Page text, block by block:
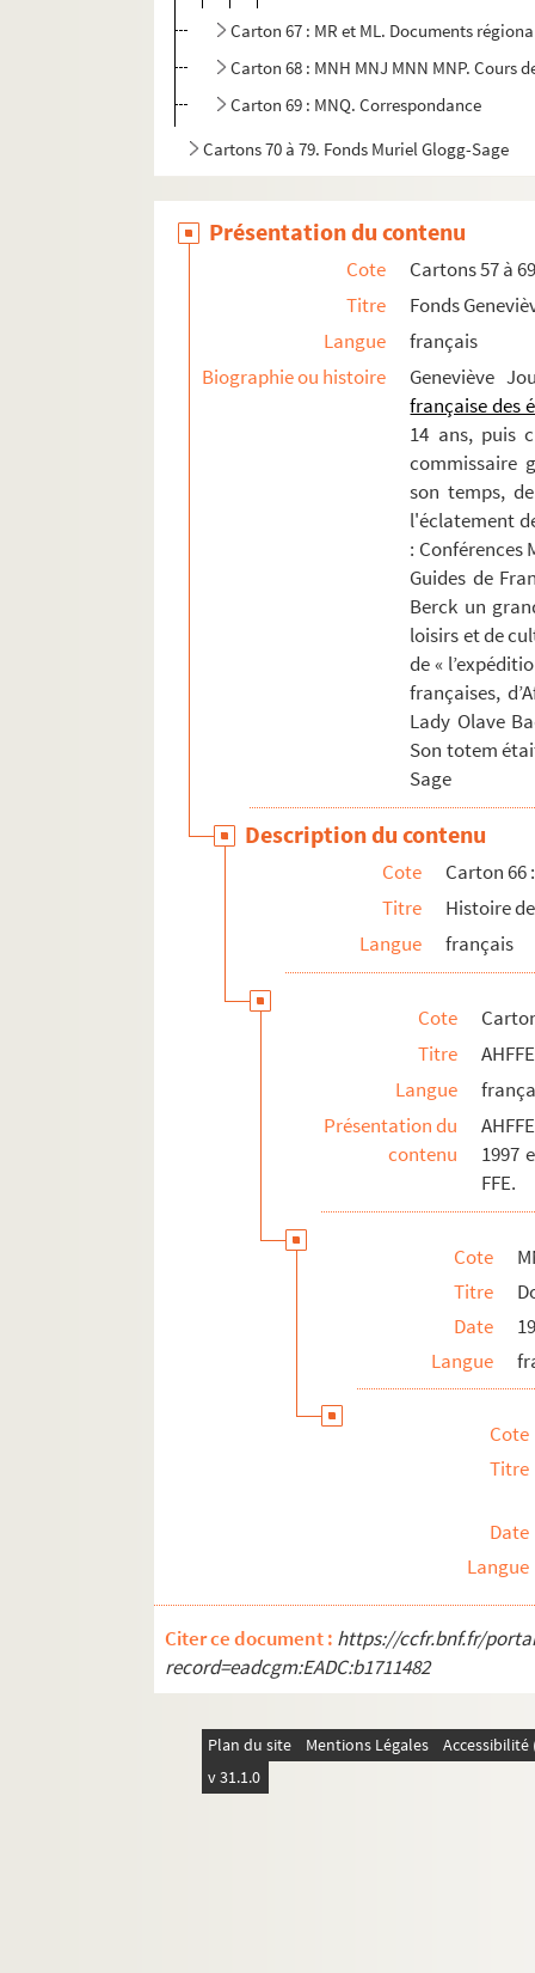
Carton 67 : MR et ML. Documents
Carton 68 : MNH MNJ MNN MNP.
Carton 69 : MNQ. Correspondance
Cartons 70 à 79. Fonds Muriel Glogg-Sage
Présentation du contenu
Cote
Cartons 57 à
Titre
Fonds
Langue
français
Biographie ou histoire
Geneviève
française des
14 ans, puis
commissaire
son temps,
l'éclatement
: Conférences
Guides de
Berck un
loisirs et de
de «
françaises,
Lady Olave
Son totem
Sage
Description du contenu
Cote
Carton 66
Titre
Histoire
Langue
français
Cote
Titre
AHFFE
Langue
Présentation du
contenu
1997
FFE.
Cote
Titre
Date
Langue
Cote
Titre
Date
Langue
Citer ce document : https://ccfr.bnf.fr/
record=eadcgm:EADC:b1711482
Plan du site Mentions Légales
v 31.1.0